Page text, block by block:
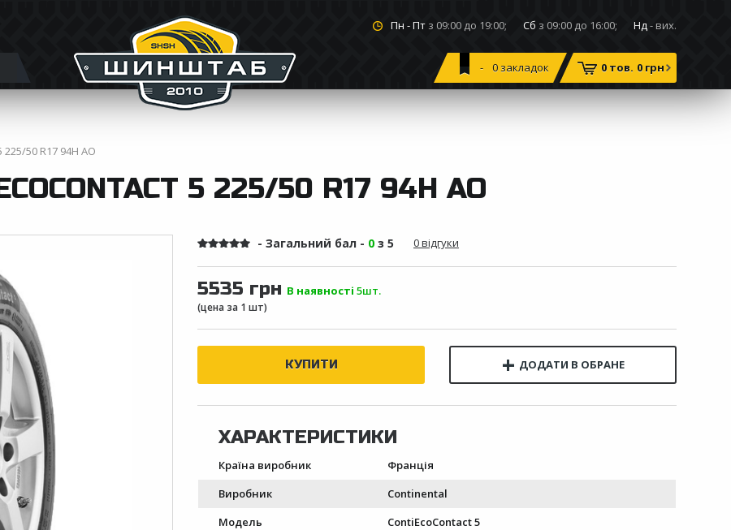
Пн - Пт з 09:00 до 19:00; Сб з 09:00 до 16:00; Нд- вих.
0закладок 0 тов. 0 грн
50 R17 94H AO
5 225/50 R17 94H AO
- Загальний бал - 0 з 5 0 відгуки
5535 грн В наявності 5шт.
Країна виробник
Франція
Виробник
Continental
Модель
ContiEcoContact 5